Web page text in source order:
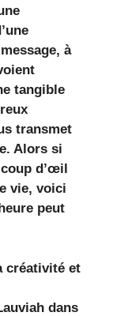
à
tangible
transmet
Alors si
d’œil
vie, voici
peut
créativité et
dans